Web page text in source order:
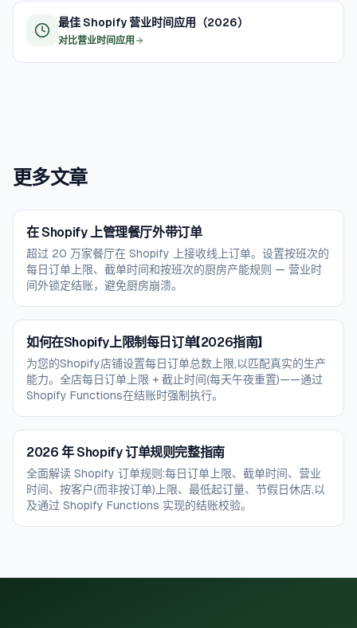
最佳 Shopify 营业时间应用（2026）
对比营业时间应用
更多文章
在 Shopify 上管理餐厅外带订单
超过 20 万家餐厅在 Shopify 上接收线上订单。设置按班次的
每日订单上限、截单时间和按班次的厨房产能规则 — 营业时
间外锁定结账，避免厨房崩溃。
如何在Shopify上限制每日订单【2026指南】
为您的Shopify店铺设置每日订单总数上限,以匹配真实的生产
能力。全店每日订单上限 + 截止时间(每天午夜重置)——通过
Shopify Functions在结账时强制执行。
2026 年 Shopify 订单规则完整指南
全面解读 Shopify 订单规则:每日订单上限、截单时间、营业
时间、按客户(而非按订单)上限、最低起订量、节假日休店,以
及通过 Shopify Functions 实现的结账校验。